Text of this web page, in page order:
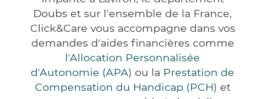
Doubs et sur l'ensemble de la France,
Click&Care vous accompagne dans vos
demandes d'aides financières comme
l'Allocation Personnalisée
d'Autonomie (APA) ou la Prestation de
Compensation du Handicap (PCH) et